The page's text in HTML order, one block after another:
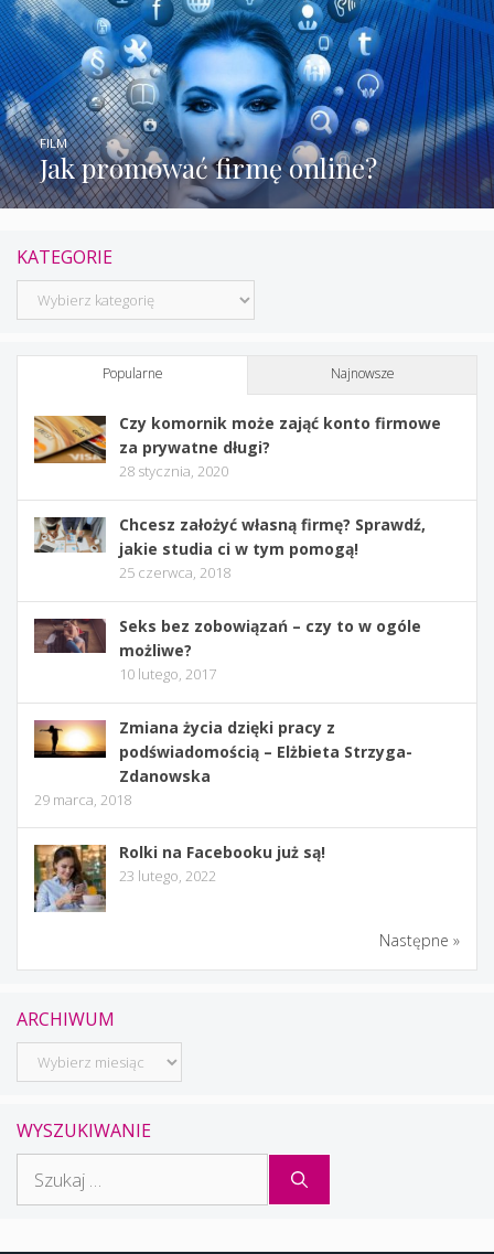
Jak promować firmę online?
FILM
KATEGORIE
Kategorie
Popularne Najnowsze
Czy komornik może zająć konto firmowe
za prywatne długi?
28 stycznia, 2020
Chcesz założyć własną firmę? Sprawdź,
jakie studia ci w tym pomogą!
25 czerwca, 2018
Seks bez zobowiązań – czy to w ogóle
możliwe?
10 lutego, 2017
Zmiana życia dzięki pracy z
podświadomością – Elżbieta Strzyga-
Zdanowska
29 marca, 2018
Rolki na Facebooku już są!
23 lutego, 2022
Następne »
ARCHIWUM
Archiwum
WYSZUKIWANIE